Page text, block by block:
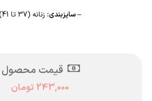
– سایزبندی: زنانه (37 تا 41)
قیمت محصول
243,000 تومان